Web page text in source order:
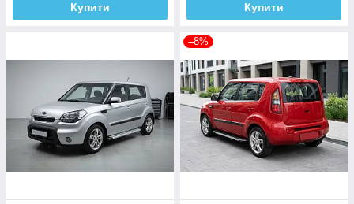
Купити Купити
–8%